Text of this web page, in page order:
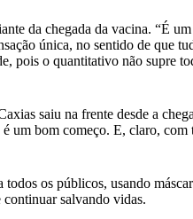
da chegada da vacina. “É
única, no sentido de que
pois o quantitativo não supre
saiu na frente desde a
um bom começo. E, claro,
os públicos, usando
salvando vidas.